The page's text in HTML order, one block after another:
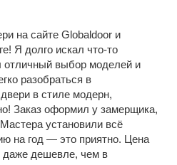
на сайте Globaldoor и
Я долго искал что-то
отличный выбор моделей и
разобраться в
в стиле модерн,
Заказ оформил у замерщика,
установили всё
на год — это приятно. Цена
дешевле, чем в